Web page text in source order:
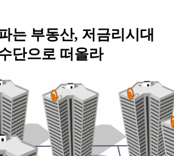
는 부동산, 저금리시대
단으로 떠올라